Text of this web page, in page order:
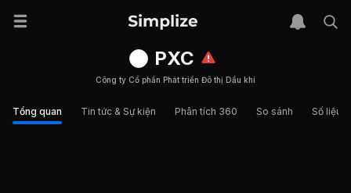
PXC
Công ty Cổ phần Phát triển Đô thị Dầu khí
Tổng quan Tin tức & Sự kiện Phân tích 360 So sánh Số liệu